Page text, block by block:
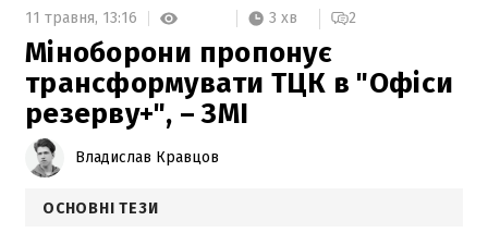
11 травня, 13:16 3 хв 2
Міноборони пропонує
трансформувати ТЦК в "Офіси
резерву+", – ЗМІ
Владислав Кравцов
ОСНОВНІ ТЕЗИ